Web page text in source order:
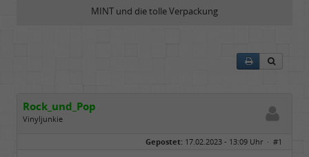
MINT und die tolle Verpackung
Rock_und_Pop
Vinyljunkie
Gepostet: 17.02.2023 - 13:09 Uhr · #1